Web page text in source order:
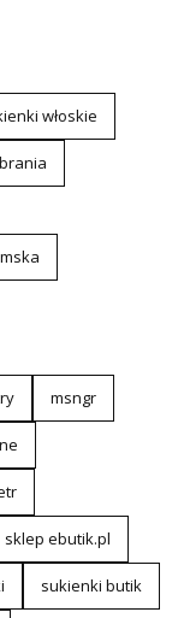
włoskie
msngr
sklep ebutik.pl
sukienki butik